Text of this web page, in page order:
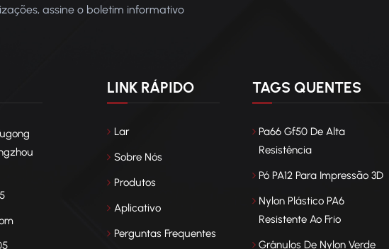
assine o boletim informativo
LINK RÁPIDO
Lar
Sobre Nós
Produtos
Aplicativo
Perguntas Frequentes
TAGS QUENTES
Pa66 Gf50 De Alta
Resistência
Pó PA12 Para Impressão 3D
Nylon Plástico PA6
Resistente Ao Frio
Grânulos De Nylon Verde